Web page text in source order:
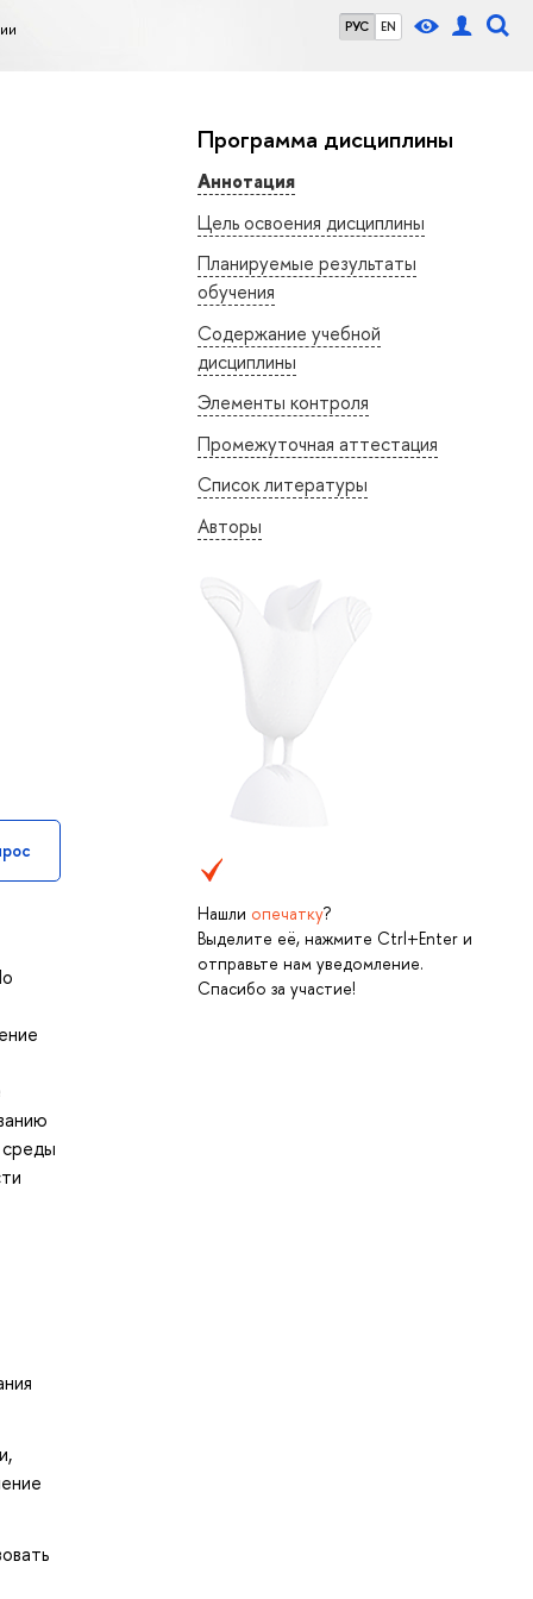
РУС EN
Программа дисциплины
Аннотация
Цель освоения дисциплины
Планируемые результаты
обучения
Содержание учебной
дисциплины
Элементы контроля
Промежуточная аттестация
Список литературы
Авторы
Нашли опечатку?
Выделите её, нажмите Ctrl+Enter и
отправьте нам уведомление.
Спасибо за участие!